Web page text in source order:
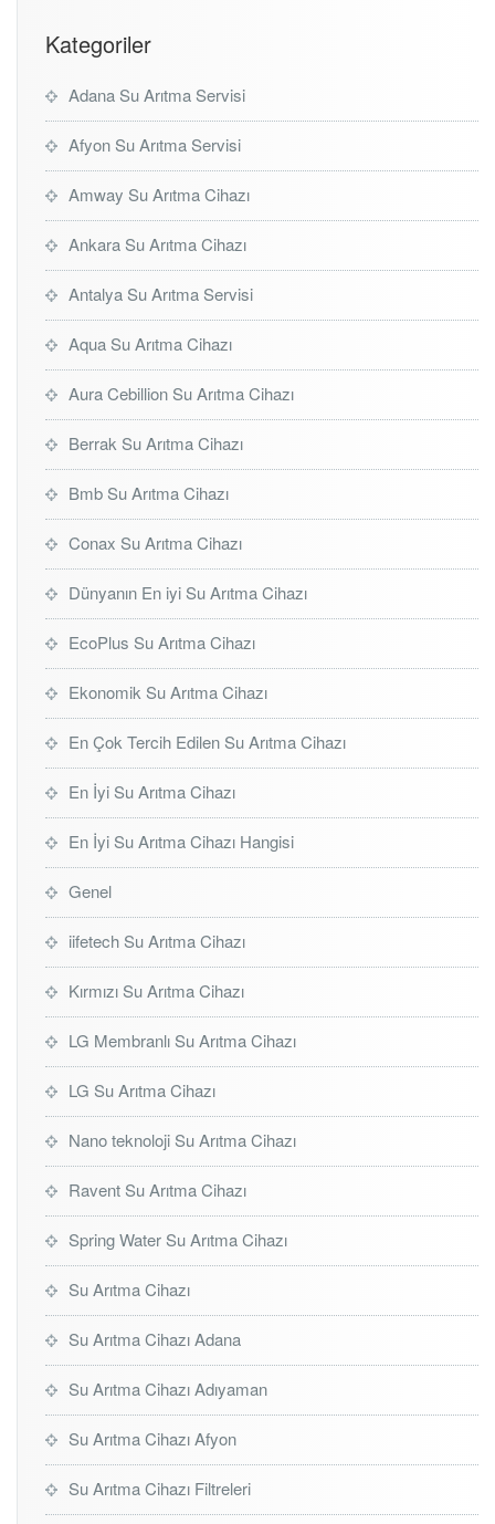
Kategoriler
Adana Su Arıtma Servisi
Afyon Su Arıtma Servisi
Amway Su Arıtma Cihazı
Ankara Su Arıtma Cihazı
Antalya Su Arıtma Servisi
Aqua Su Arıtma Cihazı
Aura Cebillion Su Arıtma Cihazı
Berrak Su Arıtma Cihazı
Bmb Su Arıtma Cihazı
Conax Su Arıtma Cihazı
Dünyanın En iyi Su Arıtma Cihazı
EcoPlus Su Arıtma Cihazı
Ekonomik Su Arıtma Cihazı
En Çok Tercih Edilen Su Arıtma Cihazı
En İyi Su Arıtma Cihazı
En İyi Su Arıtma Cihazı Hangisi
Genel
iifetech Su Arıtma Cihazı
Kırmızı Su Arıtma Cihazı
LG Membranlı Su Arıtma Cihazı
LG Su Arıtma Cihazı
Nano teknoloji Su Arıtma Cihazı
Ravent Su Arıtma Cihazı
Spring Water Su Arıtma Cihazı
Su Arıtma Cihazı
Su Arıtma Cihazı Adana
Su Arıtma Cihazı Adıyaman
Su Arıtma Cihazı Afyon
Su Arıtma Cihazı Filtreleri